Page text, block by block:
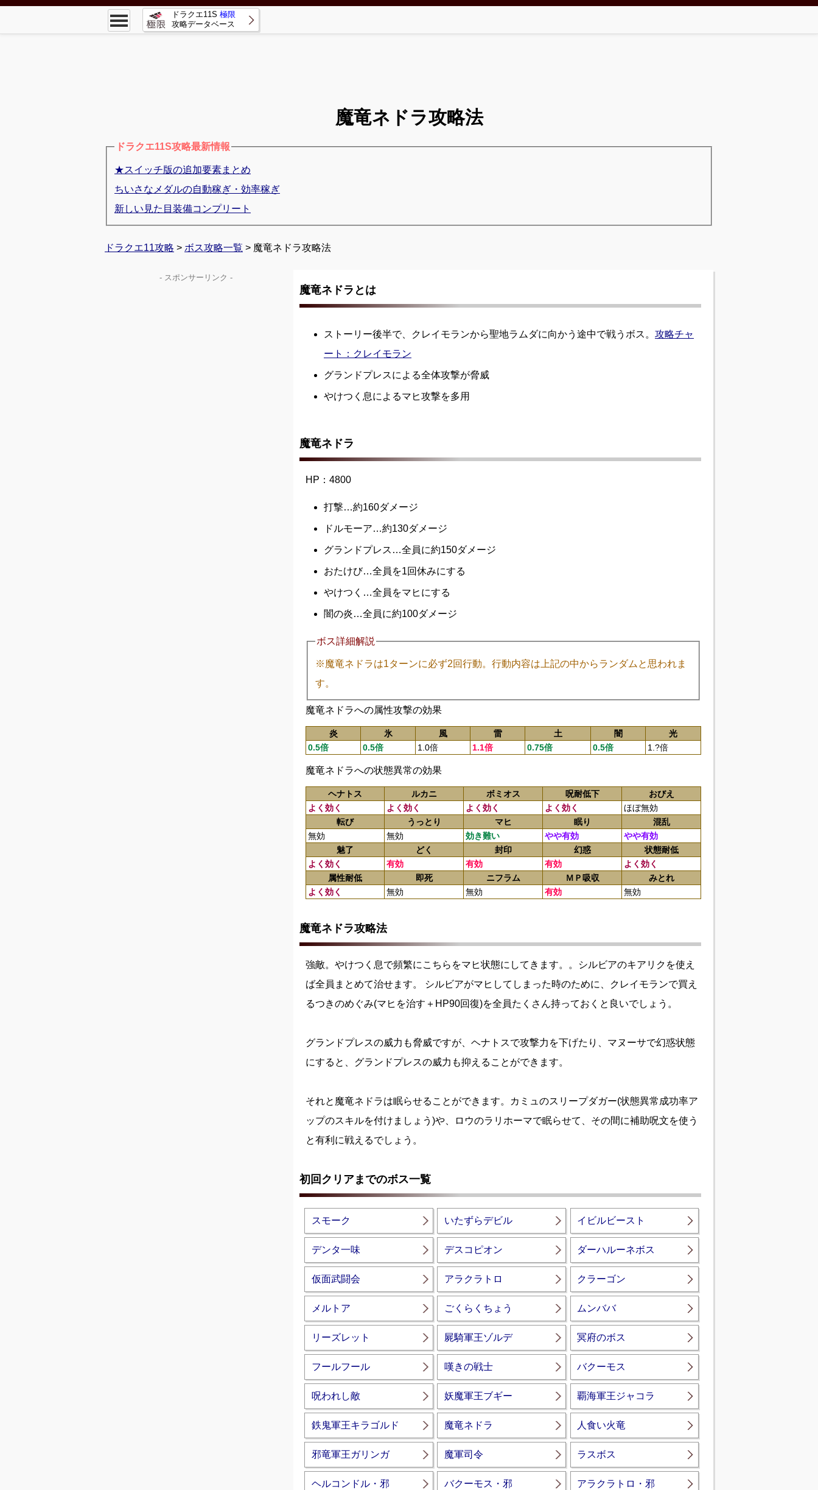
ドラクエ11S 極限
攻略データベース
魔竜ネドラ攻略法
ドラクエ11S攻略最新情報
★スイッチ版の追加要素まとめ
ちいさなメダルの自動稼ぎ・効率稼ぎ
新しい見た目装備コンプリート
ドラクエ11攻略 > ボス攻略一覧 > 魔竜ネドラ攻略法
魔竜ネドラとは
ストーリー後半で、クレイモランから聖地ラムダに向かう途中で戦うボス。 攻略チャ
ート：クレイモラン
グランドプレスによる全体攻撃が脅威
やけつく息によるマヒ攻撃を多用
魔竜ネドラ
HP：4800
打撃…約160ダメージ
ドルモーア…約130ダメージ
グランドプレス…全員に約150ダメージ
おたけび…全員を1回休みにする
やけつく…全員をマヒにする
闇の炎…全員に約100ダメージ
ボス詳細解説
※魔竜ネドラは1ターンに必ず2回行動。行動内容は上記の中からランダムと思われま
す。
魔竜ネドラへの属性攻撃の効果
炎 氷 風 雷 土 闇
光
0.5倍
0.5倍 1.0倍 1.1倍 0.75倍 0.5倍 1.?倍
魔竜ネドラへの状態異常の効果
ヘナトス ルカニ ボミオス 呪耐低下
おびえ
よく効く
よく効く よく効く よく効く
ほぼ無効
転び
うっとり マヒ 眠り
混乱
無効
無効 効き難い やや有効
やや有効
魅了
どく 封印 幻惑
状態耐低
よく効く
有効 有効 有効
よく効く
属性耐低
即死 ニフラム ＭＰ吸収
みとれ
よく効く
無効 無効 有効 無効
魔竜ネドラ攻略法
強敵。やけつく息で頻繁にこちらをマヒ状態にしてきます。。シルビアのキアリクを使え
ば全員まとめて治せます。 シルビアがマヒしてしまった時のために、クレイモランで買え
るつきのめぐみ(マヒを治す＋HP90回復)を全員たくさん持っておくと良いでしょう。
グランドプレスの威力も脅威ですが、ヘナトスで攻撃力を下げたり、マヌーサで幻惑状態
にすると、グランドプレスの威力も抑えることができます。
それと魔竜ネドラは眠らせることができます。カミュのスリープダガー(状態異常成功率ア
ップのスキルを付けましょう)や、ロウのラリホーマで眠らせて、その間に補助呪文を使う
と有利に戦えるでしょう。
初回クリアまでのボス一覧
スモーク いたずらデビル イビルビースト
デンタ一味 デスコピオン ダーハルーネボス
仮面武闘会 アラクラトロ クラーゴン
メルトア ごくらくちょう ムンババ
リーズレット 屍騎軍王ゾルデ 冥府のボス
フールフール 嘆きの戦士 バクーモス
呪われし敵 妖魔軍王ブギー 覇海軍王ジャコラ
鉄鬼軍王キラゴルド 魔竜ネドラ 人食い火竜
邪竜軍王ガリンガ 魔軍司令 ラスボス
ヘルコンドル・邪 バクーモス・邪 アラクラトロ・邪
- スポンサーリンク -